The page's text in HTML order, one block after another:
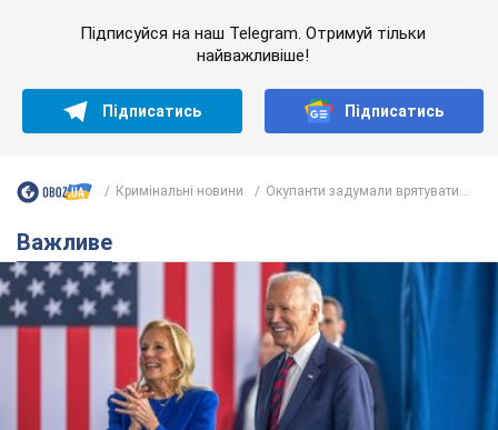
Підписуйся на наш Telegram. Отримуй тільки
найважливіше!
Підписатись Підписатись
Кримінальні новини Окупанти задумали врятувати...
Важливе